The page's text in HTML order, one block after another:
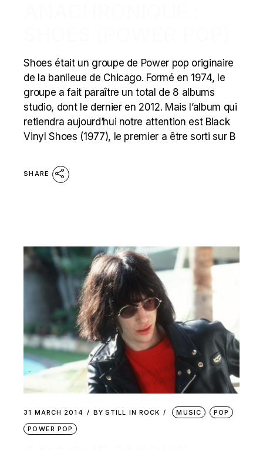
Shoes était un groupe de Power pop originaire
de la banlieue de Chicago. Formé en 1974, le
groupe a fait paraître un total de 8 albums
studio, dont le dernier en 2012. Mais l’album qui
retiendra aujourd’hui notre attention est Black
Vinyl Shoes (1977), le premier a être sorti sur B
SHARE
31 MARCH 2014 BY STILL IN ROCK MUSIC
POP
POWER POP